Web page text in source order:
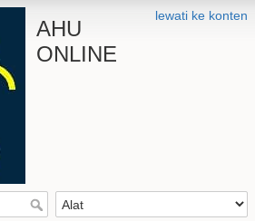
lewati ke konten
AHU
ONLINE